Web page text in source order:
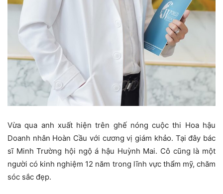
Vừa qua anh xuất hiện trên ghế nóng cuộc thi Hoa hậu
Doanh nhân Hoàn Cầu với cương vị giám khảo. Tại đây bác
sĩ Minh Trường hội ngộ á hậu Huỳnh Mai. Cô cũng là một
người có kinh nghiệm 12 năm trong lĩnh vực thẩm mỹ, chăm
sóc sắc đẹp.